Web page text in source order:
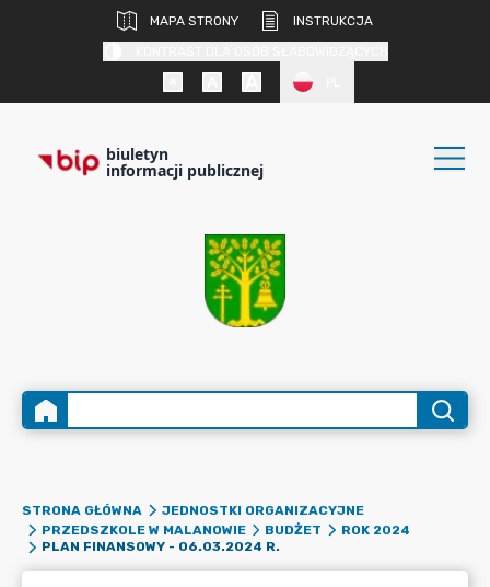
MAPA STRONY
INSTRUKCJA
biuletyn
informacji publicznej
STRONA GŁÓWNA
JEDNOSTKI ORGANIZACYJNE
PRZEDSZKOLE W MALANOWIE
BUDŻET
ROK 2024
PLAN FINANSOWY - 06.03.2024 R.